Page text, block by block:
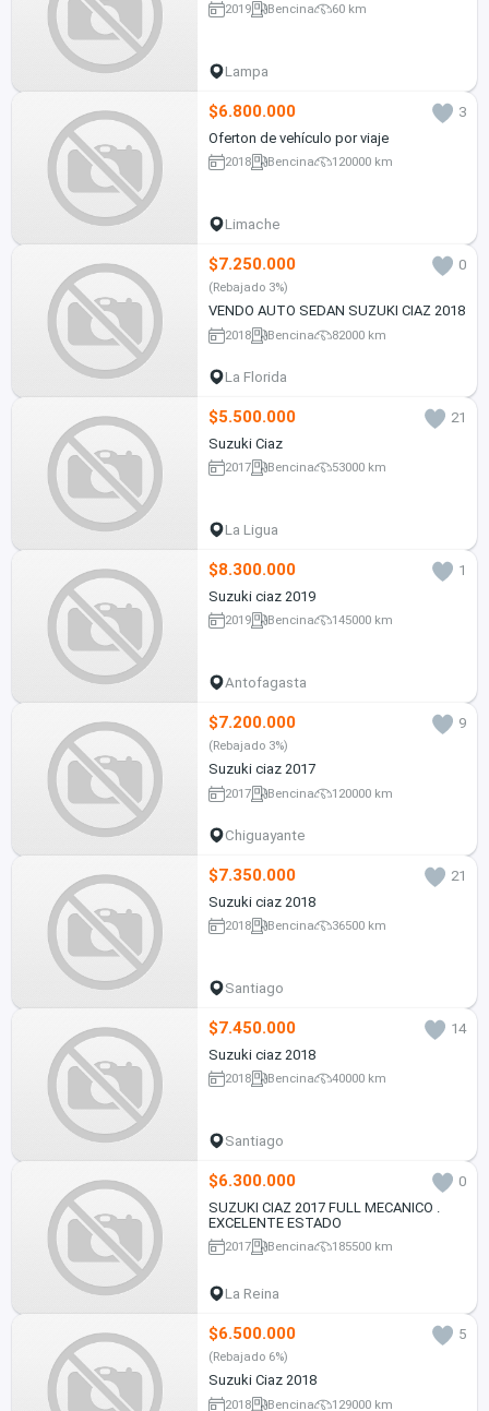
2019 Bencina 60 km
Lampa
$6.800.000
3
Oferton de vehículo por viaje
2018 Bencina 120000 km
Limache
$7.250.000 0
(Rebajado 3%)
VENDO AUTO SEDAN SUZUKI CIAZ 2018
2018 Bencina 82000 km
La Florida
$5.500.000
21
Suzuki Ciaz
2017 Bencina 53000 km
La Ligua
$8.300.000
1
Suzuki ciaz 2019
2019 Bencina 145000 km
Antofagasta
$7.200.000 9
(Rebajado 3%)
Suzuki ciaz 2017
2017 Bencina 120000 km
Chiguayante
$7.350.000
21
Suzuki ciaz 2018
2018 Bencina 36500 km
Santiago
$7.450.000
14
Suzuki ciaz 2018
2018 Bencina 40000 km
Santiago
$6.300.000
0
SUZUKI CIAZ 2017 FULL MECANICO .
EXCELENTE ESTADO
2017 Bencina 185500 km
La Reina
$6.500.000 5
(Rebajado 6%)
Suzuki Ciaz 2018
2018 Bencina 129000 km